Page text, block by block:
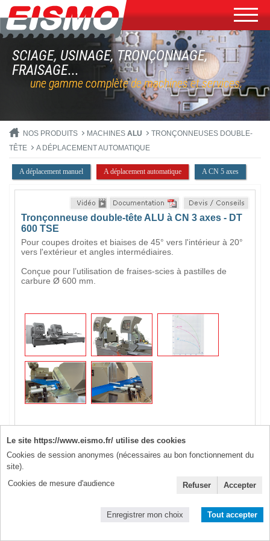
SCIAGE, USINAGE, TRONÇONNAGE,
FRAISAGE...
une gamme complète de machines et services.
NOS PRODUITS MACHINES ALU
TRONÇONNEUSES DOUBLE-
TÊTE
A DÉPLACEMENT AUTOMATIQUE
A déplacement manuel A déplacement automatique A CN 5 axes
Tronçonneuse double-tête ALU à CN 3 axes - DT
600 TSE
Pour coupes droites et biaises de 45° vers l'intérieur à 20°
vers l'extérieur et angles intermédiaires.
Conçue pour l’utilisation de fraises-scies à pastilles de
carbure Ø 600 mm.
Le site https://www.eismo.fr/ utilise des cookies
Cookies de session anonymes (nécessaires au bon fonctionnement du
site).
Cookies de mesure d'audience
Refuser Accepter
Enregistrer mon choix Tout accepter